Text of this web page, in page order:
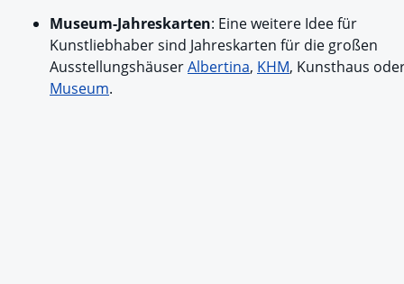
Museum-Jahreskarten: Eine weitere Idee für
Kunstliebhaber sind Jahreskarten für die großen
AusstellungshäuserAlbertina, KHM, Kunsthaus
Museum.